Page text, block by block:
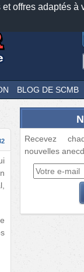
offres adaptés à
Facebook
TwitterFeeds18877
BLOG DE SCMB
Recevez
nouvelles